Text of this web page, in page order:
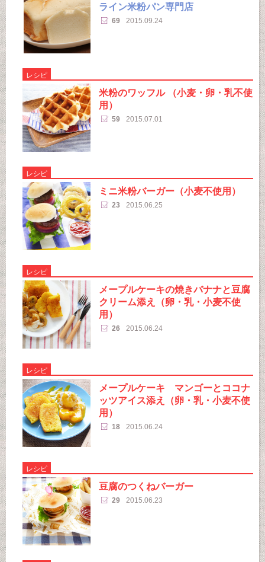
ライン米粉パン専門店
69 2015.09.24
レシピ
米粉のワッフル （小麦・卵・乳不使
用）
59 2015.07.01
レシピ
ミニ米粉バーガー（小麦不使用）
23 2015.06.25
レシピ
メープルケーキの焼きバナナと豆腐
クリーム添え（卵・乳・小麦不使
用）
26 2015.06.24
レシピ
メープルケーキ マンゴーとココナ
ッツアイス添え（卵・乳・小麦不使
用）
18 2015.06.24
レシピ
豆腐のつくねバーガー
29 2015.06.23